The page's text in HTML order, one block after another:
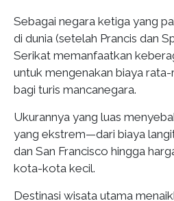
Sebagai negara ketiga yang
di dunia (setelah Prancis dan
Serikat memanfaatkan
untuk mengenakan biaya
bagi turis mancanegara.
Ukurannya yang luas
yang ekstrem—dari biaya
dan San Francisco hingga
kota-kota kecil.
Destinasi wisata utama